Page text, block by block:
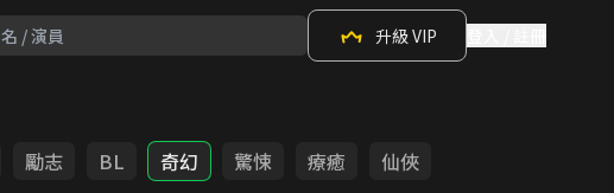
升級 VIP
勵志 BL 奇幻 驚悚 療癒
仙俠